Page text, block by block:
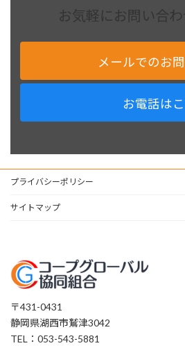
お気軽にお問い合
メールでのお
お電話は
プライバシーポリシー
サイトマップ
〒431-0431
静岡県湖西市鷲津3042
TEL：053-543-5881